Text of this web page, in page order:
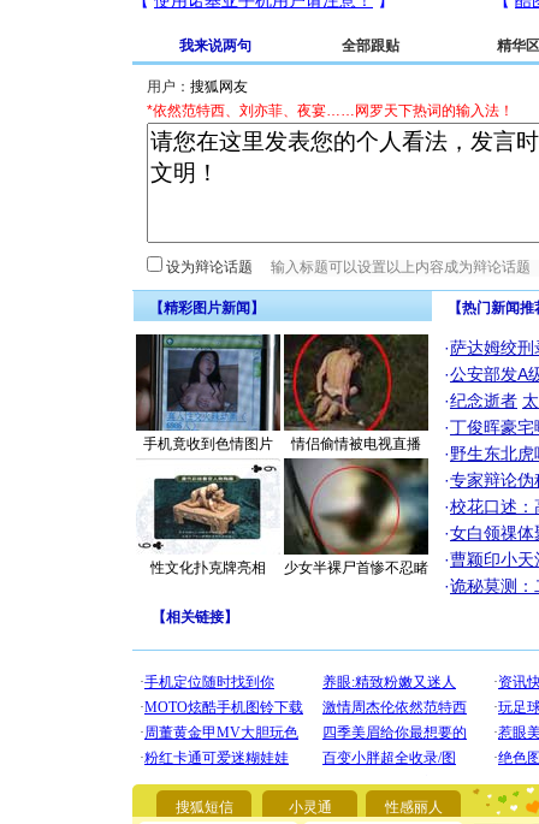
我来说两句 全部跟贴 精华区
用户：
*依然范特西、刘亦菲、夜宴……网罗天下热词的输入法！
设为辩论话题
【精彩图片新闻】
手机竟收到色情图片 情侣偷情被电视直播
性文化扑克牌亮相 少女半裸尸首惨不忍睹
【热门新闻
·萨达姆绞刑
·公安部发A
·纪念逝者
·丁俊晖豪
·野生东北
·专家辩论伪
·校花口述：
·女白领祼体
·曹颖印小天
·诡秘莫测：
【相关链接】
搜狐短信 小灵通 性感丽人
[圣诞节]
能正大
都要快乐
[圣诞节]
如意,快
[元旦]看
断电。